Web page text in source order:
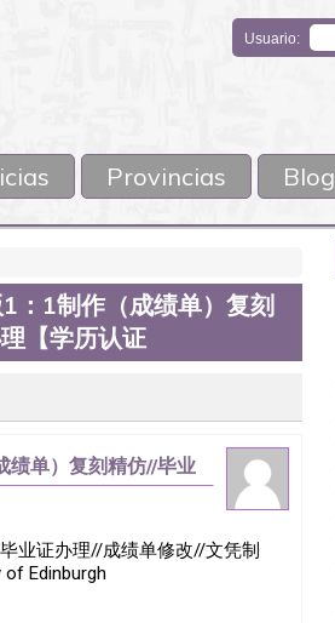
Usuario:
Provincias Blog
：1制作（成绩单）复刻
【学历认证
单）复刻精仿//毕业
业证办理//成绩单修改//文凭制
Edinburgh